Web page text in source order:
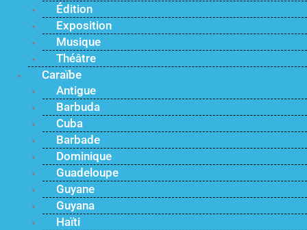
Édition
Exposition
Musique
Théâtre
Caraïbe
Antigue
Barbuda
Cuba
Barbade
Dominique
Guadeloupe
Guyane
Guyana
Haïti